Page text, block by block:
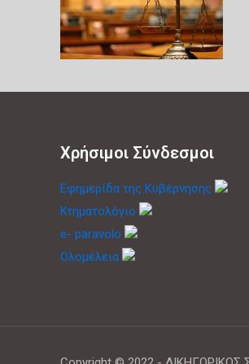
Χρήσιμοι Σύνδεσμοι
Εφημερίδα της Κυβέρνησης
Κτηματολόγιο
e- paravolo
Ολομέλεια